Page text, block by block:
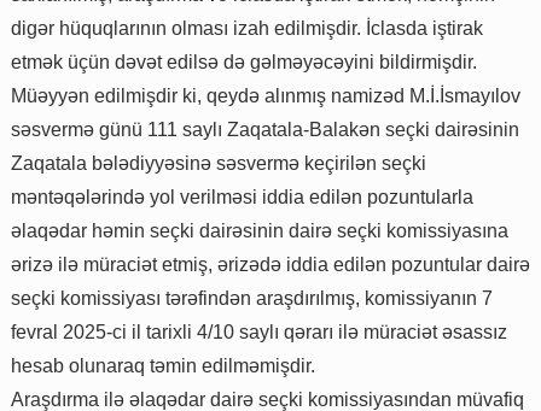
digər hüquqlarının olması izah edilmişdir. İclasda iştirak
etmək üçün dəvət edilsə də gəlməyəcəyini bildirmişdir.
Müəyyən edilmişdir ki, qeydə alınmış namizəd M.İ.İsmayılov
səsvermə günü 111 saylı Zaqatala-Balakən seçki dairəsinin
Zaqatala bələdiyyəsinə səsvermə keçirilən seçki
məntəqələrində yol verilməsi iddia edilən pozuntularla
əlaqədar həmin seçki dairəsinin dairə seçki komissiyasına
ərizə ilə müraciət etmiş, ərizədə iddia edilən pozuntular dairə
seçki komissiyası tərəfindən araşdırılmış, komissiyanın 7
fevral 2025-ci il tarixli 4/10 saylı qərarı ilə müraciət əsassız
hesab olunaraq təmin edilməmişdir.
Araşdırma ilə əlaqədar dairə seçki komissiyasından müvafiq